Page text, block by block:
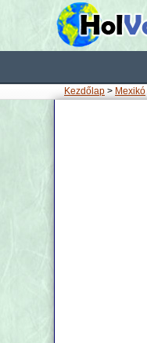
Kezdőlap > Mexikó